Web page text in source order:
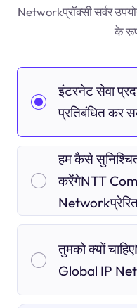
Networkप्रॉक्सी सर्वर
के
इंटरनेट सेवा
प्रतिबंधित कर
हम कैसे
करेंगेNTT
तुमको क्यों
Global IP